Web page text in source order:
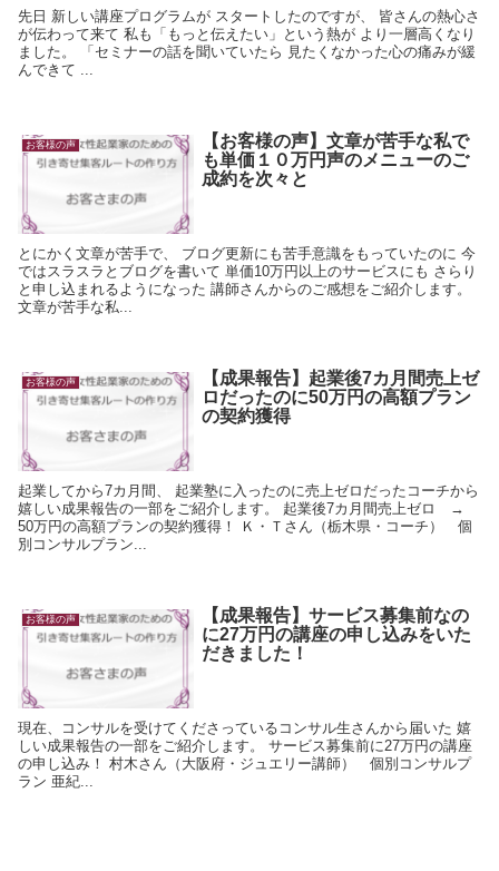
先日 新しい講座プログラムが スタートしたのですが、 皆さんの熱心さ
が伝わって来て 私も「もっと伝えたい」という熱が より一層高くなり
ました。 「セミナーの話を聞いていたら 見たくなかった心の痛みが緩
んできて ...
お客様の声
【お客様の声】文章が苦手な私で
も単価１０万円声のメニューのご
成約を次々と
とにかく文章が苦手で、 ブログ更新にも苦手意識をもっていたのに 今
ではスラスラとブログを書いて 単価10万円以上のサービスにも さらり
と申し込まれるようになった 講師さんからのご感想をご紹介します。
文章が苦手な私...
お客様の声
【成果報告】起業後7カ月間売上ゼ
ロだったのに50万円の高額プラン
の契約獲得
起業してから7カ月間、 起業塾に入ったのに売上ゼロだったコーチから
嬉しい成果報告の一部をご紹介します。 起業後7カ月間売上ゼロ →
50万円の高額プランの契約獲得！ Ｋ・Ｔさん（栃木県・コーチ） 個
別コンサルプラン...
お客様の声
【成果報告】サービス募集前なの
に27万円の講座の申し込みをいた
だきました！
現在、コンサルを受けてくださっているコンサル生さんから届いた 嬉
しい成果報告の一部をご紹介します。 サービス募集前に27万円の講座
の申し込み！ 村木さん（大阪府・ジュエリー講師） 個別コンサルプ
ラン 亜紀...